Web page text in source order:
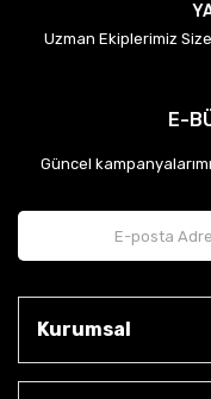
Uzman Ekiplerimiz
E-
Güncel
Kurumsal